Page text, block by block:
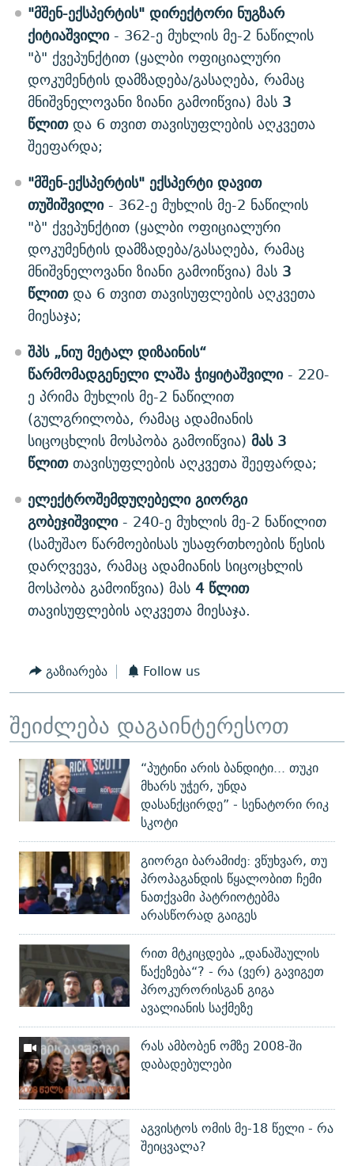
"მშენ-ექსპერტის" დირექტორი ნუგზარ
ქიტიაშვილი- 362-ე მუხლის მე-2 ნაწილის
"ბ" ქვეპუნქტით (ყალბი ოფიციალური
დოკუმენტის დამზადება/გასაღება, რამაც
მნიშვნელოვანი ზიანი გამოიწვია) მას 3
წლითდა 6 თვით თავისუფლების აღკვეთა
შეეფარდა;
"მშენ-ექსპერტის" ექსპერტი დავით
თუშიშვილი- 362-ე მუხლის მე-2 ნაწილის
"ბ" ქვეპუნქტით (ყალბი ოფიციალური
დოკუმენტის დამზადება/გასაღება, რამაც
მნიშვნელოვანი ზიანი გამოიწვია) მას3
წლითდა 6 თვით თავისუფლების აღკვეთა
მიესაჯა;
შპს „ნიუ მეტალ დიზაინის“
წარმომადგენელი ლაშა ჭიყიტაშვილი- 220-
ე პრიმა მუხლის მე-2 ნაწილით
(გულგრილობა, რამაც ადამიანის
სიცოცხლის მოსპობა გამოიწვია) მას 3
წლითთავისუფლების აღკვეთა შეეფარდა;
ელექტროშემდუღებელი გიორგი
გობეჯიშვილი- 240-ე მუხლის მე-2 ნაწილით
(სამუშაო წარმოებისას უსაფრთხოების წესის
დარღვევა, რამაც ადამიანის სიცოცხლის
მოსპობა გამოიწვია) მას4 წლით
თავისუფლების აღკვეთა მიესაჯა.
გაზიარება Follow us
შეიძლება დაგაინტერესოთ
“პუტინი არის ბანდიტი... თუკი
მხარს უჭერ, უნდა
დასანქცირდე” - სენატორი რიკ
სკოტი
გიორგი ბარამიძე: ვწუხვარ, თუ
პროპაგანდის წყალობით ჩემი
ნათქვამი პატრიოტებმა
არასწორად გაიგეს
რით მტკიცდება „დანაშაულის
წაქეზება“? - რა (ვერ) გავიგეთ
პროკურორისგან გიგა
ავალიანის საქმეზე
რას ამბობენ ომზე 2008-ში
დაბადებულები
აგვისტოს ომის მე-18 წელი - რა
შეიცვალა?